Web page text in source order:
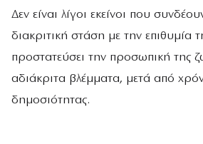
Δεν είναι λίγοι εκείνοι που
διακριτική στάση με την επιθυμία
προστατεύσει την προσωπική της
αδιάκριτα βλέμματα, μετά από
δημοσιότητας.